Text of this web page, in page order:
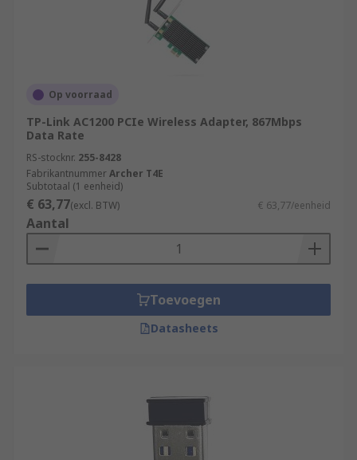
Op voorraad
TP-Link AC1200 PCIe Wireless Adapter, 867Mbps
Data Rate
RS-stocknr. 255-8428
FabrikantnummerArcher T4E
Subtotaal (1 eenheid)
€ 63,77(excl. BTW) € 63,77/eenheid
Aantal
Toevoegen
Datasheets